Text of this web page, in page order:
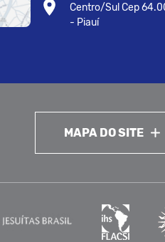
Centro/Sul Cep
- Piauí
MAPA DO SITE